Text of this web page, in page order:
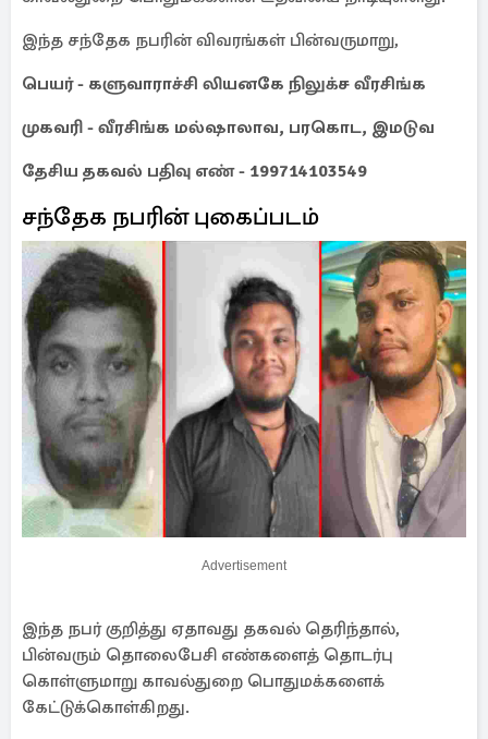
இந்த சந்தேக நபரின் விவரங்கள் பின்வருமாறு,
பெயர் - களுவாராச்சி லியனகே நிலுக்ச வீரசிங்க
முகவரி - வீரசிங்க மல்ஷாலாவ, பரகொட, இமடுவ
தேசிய தகவல் பதிவு எண் - 199714103549
சந்தேக நபரின் புகைப்படம்
Advertisement
இந்த நபர் குறித்து ஏதாவது தகவல் தெரிந்தால்,
பின்வரும் தொலைபேசி எண்களைத் தொடர்பு
கொள்ளுமாறு காவல்துறை பொதுமக்களைக்
கேட்டுக்கொள்கிறது.